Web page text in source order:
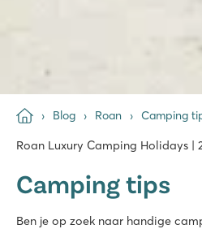
Blog Roan Camping
Roan Luxury Camping Holidays |
Camping tips
Ben je op zoek naar handige